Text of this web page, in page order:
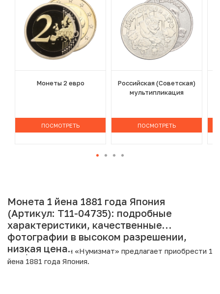
Монеты 2 евро
ПОСМОТРЕТЬ
Российская (Советская)
мультипликация
ПОСМОТРЕТЬ
Монета 1 йена 1881 года Япония
(Артикул: T11-04735): подробные
характеристики, качественные
фотографии в высоком разрешении,
низкая цена.
Интернет магазин «Нумизмат» предлагает приобрести 1
йена 1881 года Япония.